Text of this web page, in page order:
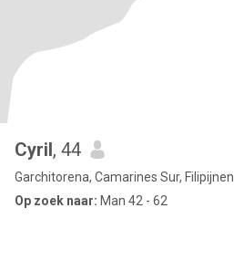
Cyril, 44
Garchitorena, Camarines Sur, Filipijnen
Op zoek naar: Man 42 - 62